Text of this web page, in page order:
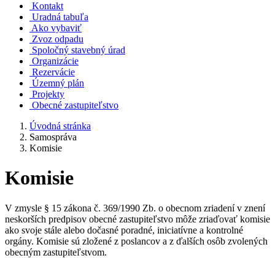
Kontakt
Uradná tabuľa
Ako vybaviť
Zvoz odpadu
Spoločný stavebný úrad
Organizácie
Rezervácie
Územný plán
Projekty
Obecné zastupiteľstvo
Úvodná stránka
Samospráva
Komisie
Komisie
V zmysle § 15 zákona č. 369/1990 Zb. o obecnom zriadení v znení
neskorších predpisov obecné zastupiteľstvo môže zriaďovať komisie
ako svoje stále alebo dočasné poradné, iniciatívne a kontrolné
orgány. Komisie sú zložené z poslancov a z ďalších osôb zvolených
obecným zastupiteľstvom.